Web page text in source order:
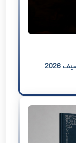
كهرباء عدن تحت مقصلة «العجز»: هل يكتب صيف 2026